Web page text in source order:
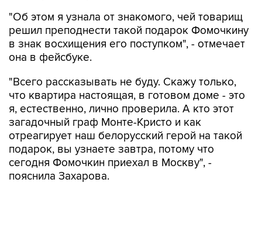
"Об этом я узнала от знакомого, чей товарищ
решил преподнести такой подарок Фомочкину
в знак восхищения его поступком", - отмечает
она в фейсбуке.
"Всего рассказывать не буду. Скажу только,
что квартира настоящая, в готовом доме - это
я, естественно, лично проверила. А кто этот
загадочный граф Монте-Кристо и как
отреагирует наш белорусский герой на такой
подарок, вы узнаете завтра, потому что
сегодня Фомочкин приехал в Москву", -
пояснила Захарова.